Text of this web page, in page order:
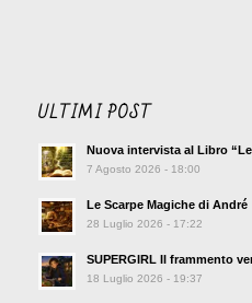
ULTIMI POST
Nuova intervista al Libro
7 Agosto 2026 - 18:00
Le Scarpe Magiche di André
28 Luglio 2026 - 17:22
SUPERGIRL Il frammento
18 Luglio 2026 - 19:37